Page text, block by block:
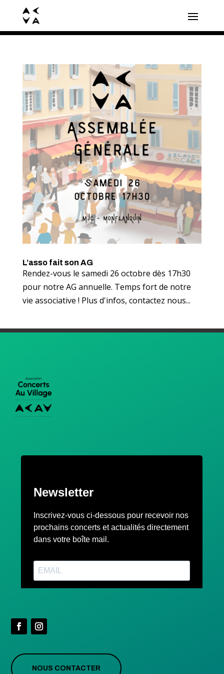
L’asso fait son AG
Rendez-vous le samedi 26 octobre dès 17h30
pour notre AG annuelle. Temps fort de notre
vie associative ! Plus d'infos, contactez nous...
NOUS CONTACTER